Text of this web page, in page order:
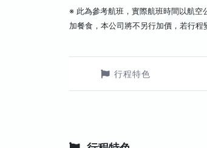
※ 此為參考航班，實際航班時間以航空
加餐食，本公司將不另行加價，若行程
行程特色